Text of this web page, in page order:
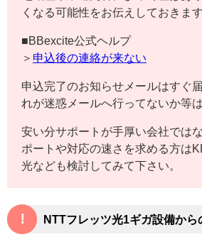
くなる可能性をお伝えしておきます
■BBexcite公式ヘルプ
＞ 申込後の連絡が来ない
申込完了のお知らせメールはすぐ
れが迷惑メールへ行ってないか等
安い分サポートが手厚い会社では
ポートや対応の速さを求める方は
光なども検討してみて下さい。
！ NTTフレッツ光1ギガ設備から